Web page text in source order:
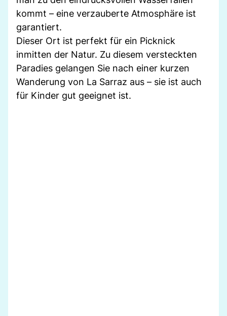
kommt – eine verzauberte Atmosphäre ist
garantiert.
Dieser Ort ist perfekt für ein Picknick
inmitten der Natur. Zu diesem versteckten
Paradies gelangen Sie nach einer kurzen
Wanderung von La Sarraz aus – sie ist auch
für Kinder gut geeignet ist.